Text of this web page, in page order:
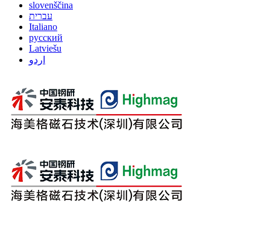
slovenščina
עברית
Italiano
русский
Latviešu
اردو